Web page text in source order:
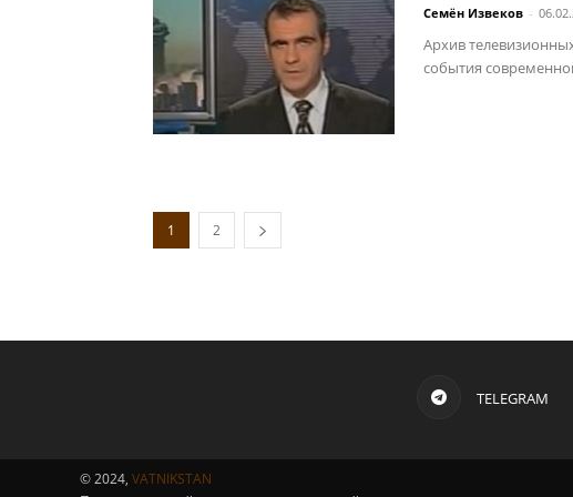
Семён Извеков -
Архив
события
1 2
TELEGRAM
© 2024, VATNIKSTAN